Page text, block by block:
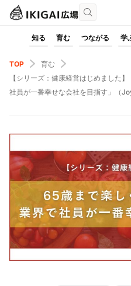
知る 育む つながる 学
TOP
育む
【シリーズ：健康経営はじめました
社員が一番幸せな会社を目指す」（